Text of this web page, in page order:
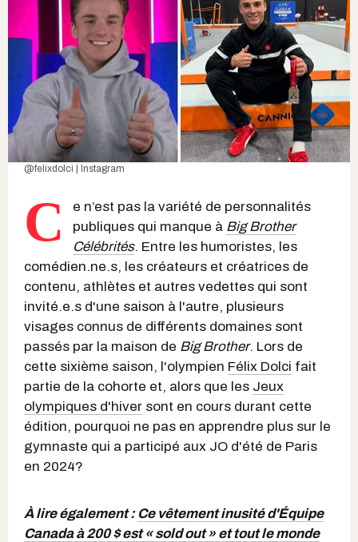
@felixdolci | Instagram
C
e n’est pas la variété de personnalités
publiques qui manque à Big Brother
Célébrités. Entre les humoristes, les
comédien.ne.s, les créateurs et créatrices de
contenu, athlètes et autres vedettes qui sont
invité.e.s d'une saison à l'autre, plusieurs
visages connus de différents domaines sont
passés par la maison de Big Brother. Lors de
cette sixième saison, l'olympien Félix Dolci fait
partie de la cohorte et, alors que les Jeux
olympiques d'hiver sont en cours durant cette
édition, pourquoi ne pas en apprendre plus sur le
gymnaste qui a participé aux JO d'été de Paris
en 2024?
À lire également : Ce vêtement inusité d'Équipe
Canada à 200 $ est « sold out » et tout le monde